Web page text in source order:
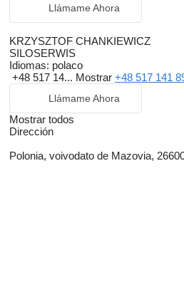
Llámame Ahora
KRZYSZTOF CHANKIEWICZ
SILOSERWIS
Idiomas: polaco
+48 517 14... Mostrar +48 517 141
Llámame Ahora
Mostrar todos
Dirección
Polonia, voivodato de Mazovia,